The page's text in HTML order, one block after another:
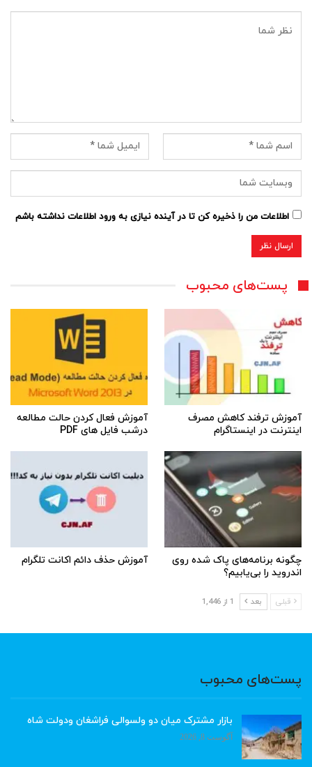
اطلاعات من را ذخیره کن تا در آینده نیازی به ورود اطلاعات نداشته باشم
پست‌های محبوب
آموزش ترفند کاهش مصرف
اینترنت در اینستاگرام
آموزش فعال کردن حالت مطالعه
درشب فایل های PDF
چگونه برنامه‌های پاک شده روی
اندروید را بی‌یابیم؟
آموزش حذف دائم اکانت تلگرام
قبلی بعد 1 از 1,446
پست‌های محبوب
بازار مشترک میان دو ولسوالی فراشغان ودولت شاه
آگوست 8, 2026